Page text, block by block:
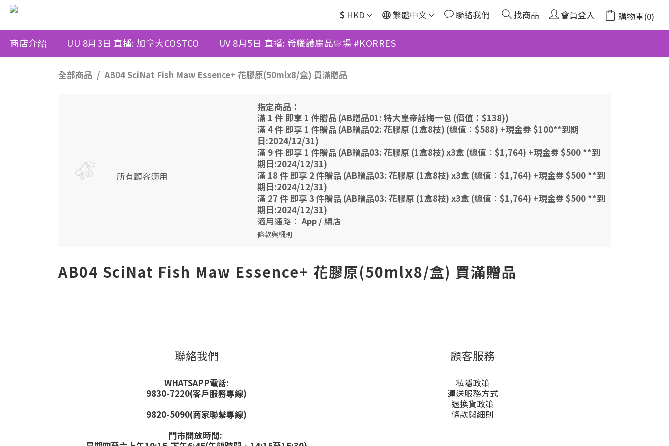
$ HKD 繁體中文 聯絡我們 找商品 會員登入 購物車(0)
商店介紹 UU 8月3日 直播: 加拿大COSTCO UV 8月5日 直播: 希臘護膚品專場 #KORRES
全部商品 AB04 SciNat Fish Maw Essence+ 花膠原(50mlx8/盒) 買滿贈品
所有顧客適用
指定商品：
滿 1 件 即享 1 件贈品 (AB贈品01: 特大皇帝話梅一包 (價值︰$138))
滿 4 件 即享 1 件贈品 (AB贈品02: 花膠原 (1盒8枝) (總值︰$588) +現金劵 $100**到期
日:2024/12/31)
滿 9 件 即享 1 件贈品 (AB贈品03: 花膠原 (1盒8枝) x3盒 (總值︰$1,764) +現金劵 $500 **到
期日:2024/12/31)
滿 18 件 即享 2 件贈品 (AB贈品03: 花膠原 (1盒8枝) x3盒 (總值︰$1,764) +現金劵 $500 **到
期日:2024/12/31)
滿 27 件 即享 3 件贈品 (AB贈品03: 花膠原 (1盒8枝) x3盒 (總值︰$1,764) +現金劵 $500 **到
期日:2024/12/31)
適用通路：App / 網店
條款與細則
AB04 SciNat Fish Maw Essence+ 花膠原(50mlx8/盒) 買滿贈品
聯絡我們
WHATSAPP電話:
9830-7220(客戶服務專線)
9820-5090(商家聯繫專線)
門市開放時間:
顧客服務
私隱政策
運送服務方式
退換貨政策
條款與細則